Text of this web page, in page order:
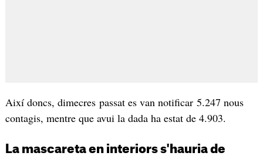
Així doncs, dimecres passat es van notificar 5.247 nous
contagis, mentre que avui la dada ha estat de 4.903.
La mascareta en interiors s'hauria de